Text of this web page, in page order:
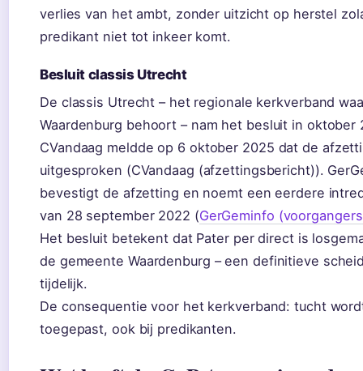
verlies van het ambt, zonder uitzicht op herstel
predikant niet tot inkeer komt.
Besluit classis Utrecht
De classis Utrecht – het regionale kerkverband
Waardenburg behoort – nam het besluit in oktober
CVandaag meldde op 6 oktober 2025 dat de
uitgesproken (CVandaag (afzettingsbericht)).
bevestigt de afzetting en noemt een eerdere
van 28 september 2022 (GerGeminfo
Het besluit betekent dat Pater per direct is
de gemeente Waardenburg – een definitieve
tijdelijk.
De consequentie voor het kerkverband: tucht
toegepast, ook bij predikanten.